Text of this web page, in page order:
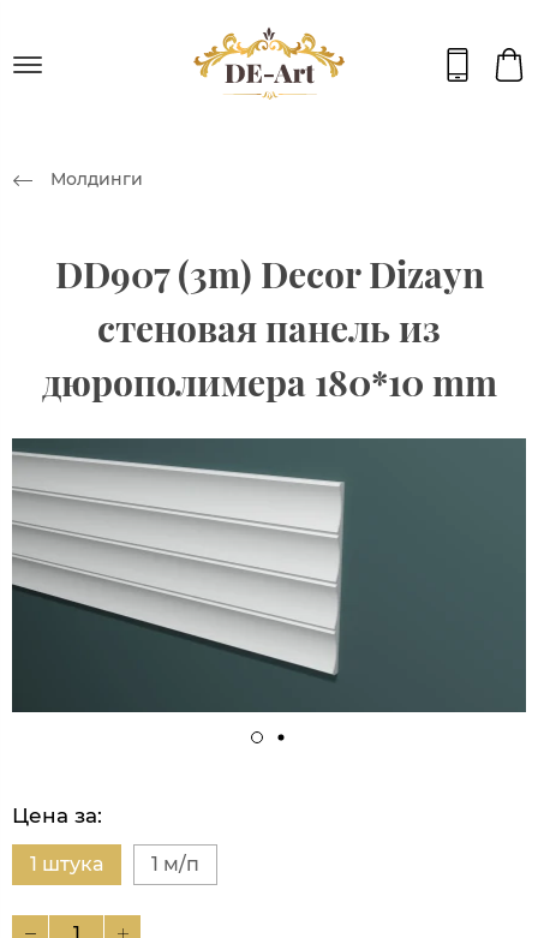
Молдинги
DD907 (3m) Decor Dizayn
стеновая панель из
дюрополимера 180*10 mm
Цена за:
1 штука 1 м/п